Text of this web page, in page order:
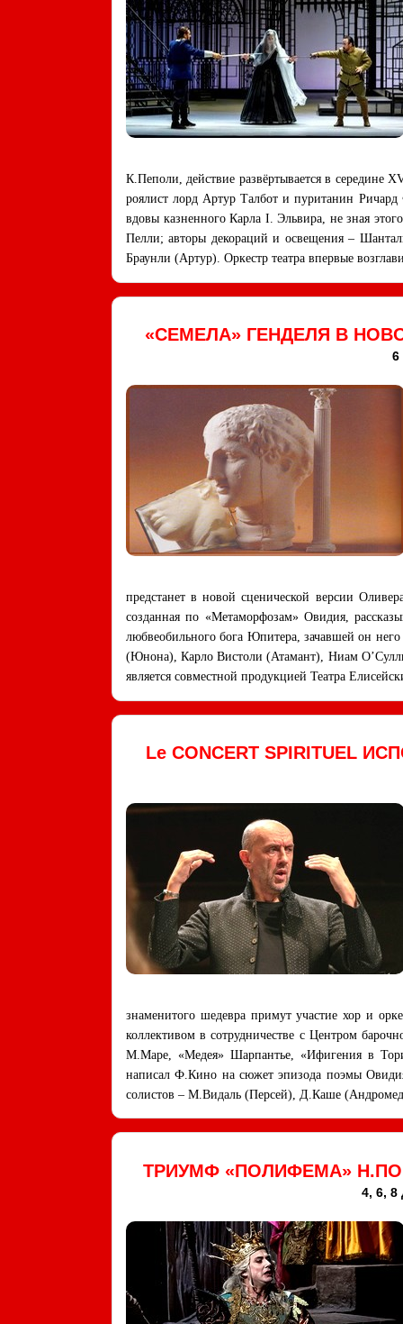
К.Пеполи, действие развёртывается в середине
роялист лорд Артур Талбот и пуританин
вдовы казненного Карла I. Эльвира, не зная
Пелли; авторы декораций и освещения –
Браунли (Артур). Оркестр театра впервые
«СЕМЕЛА» ГЕНДЕЛЯ В
6
предстанет в новой сценической версии
созданная по «Метаморфозам» Овидия,
любвеобильного бога Юпитера, зачавшей он
(Юнона), Карло Вистоли (Атамант), Ниам
является совместной продукцией Театра
Le CONCERT SPIRITUEL
знаменитого шедевра примут участие хор и
коллективом в сотрудничестве с Центром
М.Маре, «Медея» Шарпантье, «Ифигения в
написал Ф.Кино на сюжет эпизода поэмы
солистов – М.Видаль (Персей), Д.Каше
ТРИУМФ «ПОЛИФЕМА»
4, 6, 8